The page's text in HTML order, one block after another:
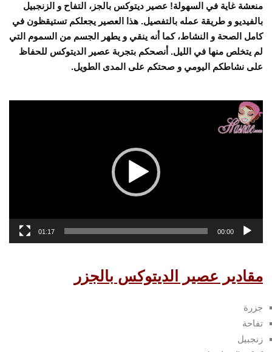
منعشة غاية في السهولة! عصير ديتوكس بالجز، التفاح و الزنجبيل
بالفيديو و طريقة عمله بالتفصيل. هذا العصير يجعلكم تستيقظون في
كامل الصحة و النشاط، كما أنه ينقي و يطهر الجسم من السموم التي
لم يتخلص منها في الليل. أنصحكم بتجربة عصير الديتوكس للحفاظ
على نشاطكم اليومي و صحتكم على المدى الطويل.
00:00
01:17
مقادير عصير الديتوكس بالجزر
جزرة
تفاحة
زنجبيل